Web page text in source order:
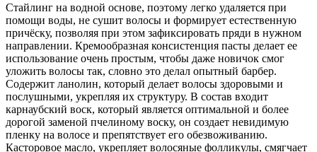
Стайлинг на водной основе, поэтому легко удаляется при
помощи воды, не сушит волосы и формирует естественную
причёску, позволяя при этом зафиксировать пряди в нужном
направлении. Кремообразная консистенция пасты делает ее
использование очень простым, чтобы даже новичок смог
уложить волосы так, словно это делал опытный барбер.
Содержит ланолин, который делает волосы здоровыми и
послушными, укрепляя их структуру. В состав входит
карнаубский воск, который является оптимальной и более
дорогой заменой пчелиному воску, он создает невидимую
пленку на волосе и препятствует его обезвоживанию.
Касторовое масло, укрепляет волосяные фолликулы, смягчает